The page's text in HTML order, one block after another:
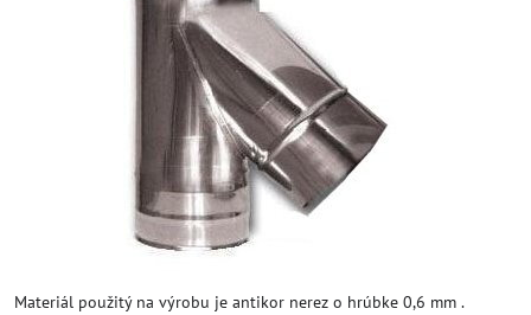
Materiál použitý na výrobu je antikor nerez o hrúbke 0,6 mm .